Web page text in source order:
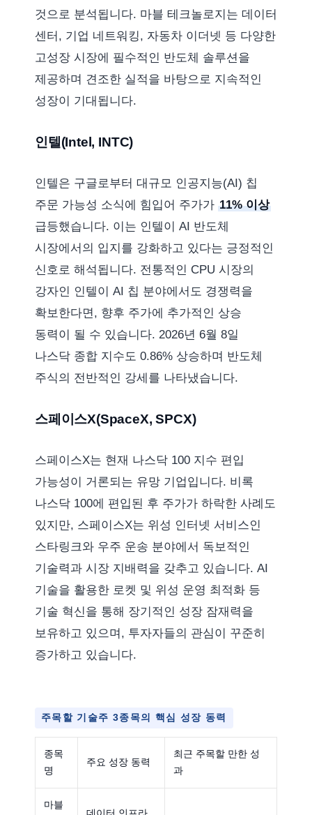
것으로 분석됩니다. 마블 테크놀로지는 데이터
센터, 기업 네트워킹, 자동차 이더넷 등 다양한
고성장 시장에 필수적인 반도체 솔루션을
제공하며 견조한 실적을 바탕으로 지속적인
성장이 기대됩니다.
인텔(Intel, INTC)
인텔은 구글로부터 대규모 인공지능(AI) 칩
주문 가능성 소식에 힘입어 주가가 11% 이상
급등했습니다. 이는 인텔이 AI 반도체
시장에서의 입지를 강화하고 있다는 긍정적인
신호로 해석됩니다. 전통적인 CPU 시장의
강자인 인텔이 AI 칩 분야에서도 경쟁력을
확보한다면, 향후 주가에 추가적인 상승
동력이 될 수 있습니다. 2026년 6월 8일
나스닥 종합 지수도 0.86% 상승하며 반도체
주식의 전반적인 강세를 나타냈습니다.
스페이스X(SpaceX, SPCX)
스페이스X는 현재 나스닥 100 지수 편입
가능성이 거론되는 유망 기업입니다. 비록
나스닥 100에 편입된 후 주가가 하락한 사례도
있지만, 스페이스X는 위성 인터넷 서비스인
스타링크와 우주 운송 분야에서 독보적인
기술력과 시장 지배력을 갖추고 있습니다. AI
기술을 활용한 로켓 및 위성 운영 최적화 등
기술 혁신을 통해 장기적인 성장 잠재력을
보유하고 있으며, 투자자들의 관심이 꾸준히
증가하고 있습니다.
주목할 기술주 3종목의 핵심 성장 동력
종목
명
주요 성장 동력
최근 주목할 만한 성
과
마블